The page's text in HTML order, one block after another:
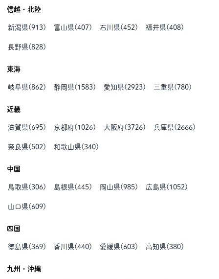
信越・北陸
新潟県(913) 富山県(407 ) 石川県(452 ) 福井県(408)
長野県(828)
東海
岐阜県(862 ) 静岡県( 1583) 愛知県( 2923) 三重県( 780)
近畿
滋賀県( 695) 京都府( 1026) 大阪府(3726) 兵庫県( 2666)
奈良県( 502 ) 和歌山県(340)
中国
鳥取県(306) 島根県(445) 岡山県(985) 広島県( 1052 )
山口県( 609)
四国
徳島県(369) 香川県(440) 愛媛県( 603) 高知県(380)
九州・沖縄